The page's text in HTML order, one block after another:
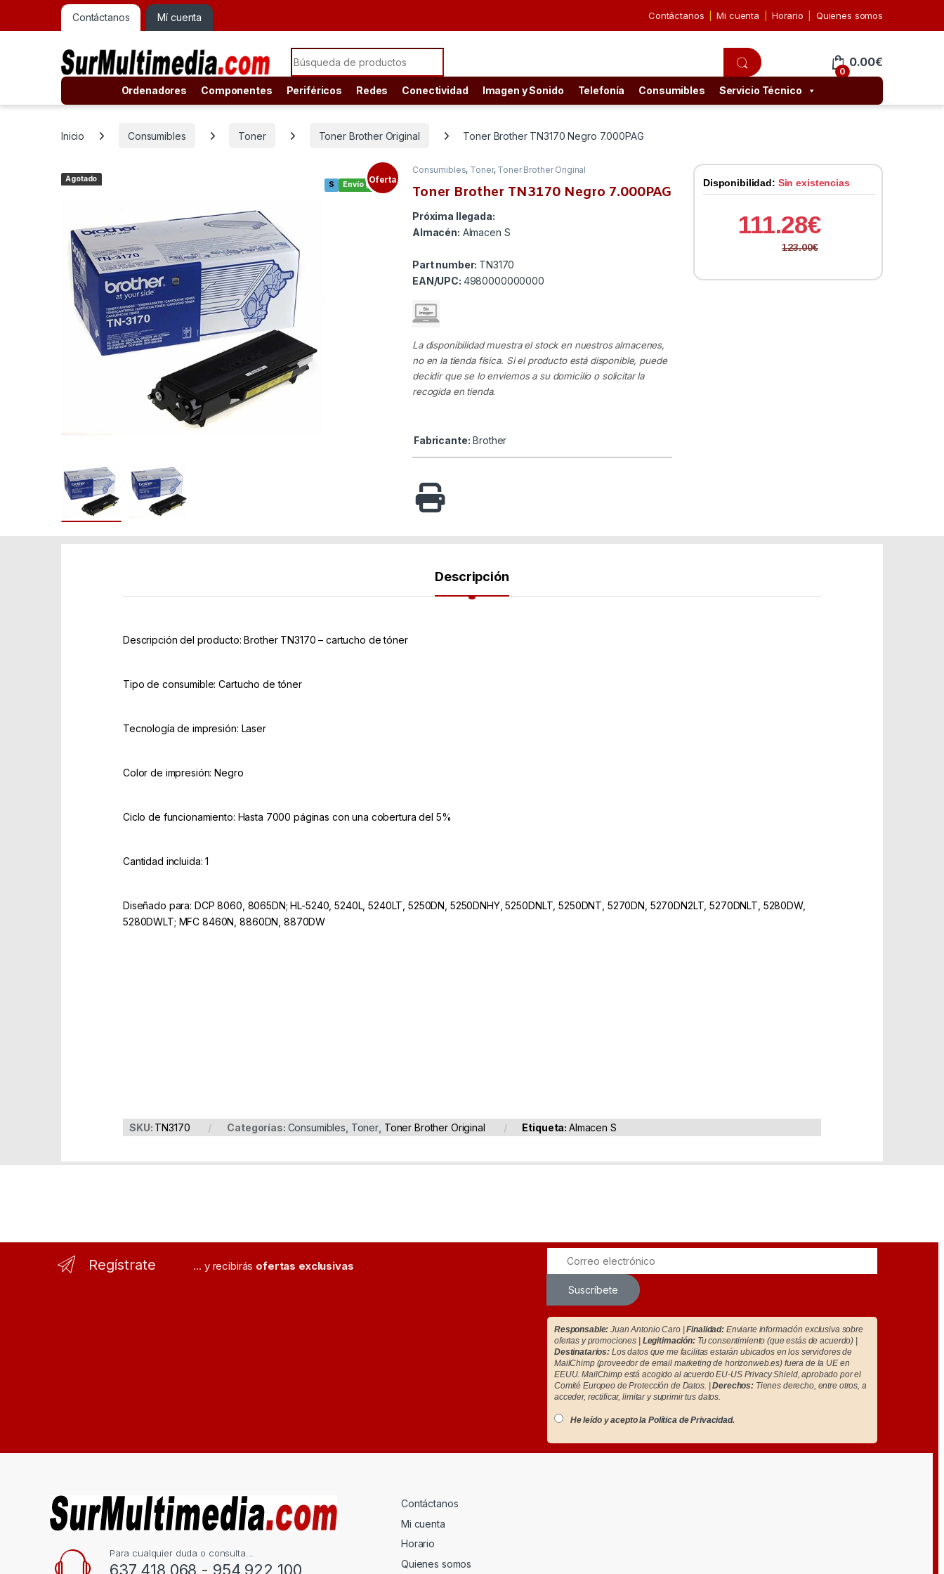
Contáctanos Mí cuenta Contáctanos Mi cuenta Horario Quienes somos
Search for:
0
0.00€
Ordenadores Componentes Periféricos Redes Conectividad Imagen y Sonido Telefonía Consumibles Servicio Técnico
Inicio Consumibles Toner Toner Brother Original Toner Brother TN3170 Negro 7.000PAG
Envío gratis
S
Agotado Oferta
Consumibles, Toner, Toner Brother Original
Toner Brother TN3170 Negro 7.000PAG
Próxima llegada:
Almacén: Almacen S
Part number: TN3170
EAN/UPC: 4980000000000
La disponibilidad muestra el stock en nuestros almacenes,
no en la tienda física. Si el producto está disponible, puede
decidir que se lo enviemos a su domicilio o solicitar la
recogida en tienda.
Fabricante: Brother
Disponibilidad: Sin existencias
111.28€
123.00€
Descripción
Descripción del producto: Brother TN3170 – cartucho de tóner
Tipo de consumible: Cartucho de tóner
Tecnología de impresión: Laser
Color de impresión: Negro
Ciclo de funcionamiento: Hasta 7000 páginas con una cobertura del 5%
Cantidad incluida: 1
Diseñado para: DCP 8060, 8065DN; HL-5240, 5240L, 5240LT, 5250DN, 5250DNHY, 5250DNLT, 5250DNT, 5270DN, 5270DN2LT, 5270DNLT, 5280DW,
5280DWLT; MFC 8460N, 8860DN, 8870DW
SKU: TN3170 Categorías: Consumibles Toner Toner Brother Original Etiqueta:Almacen S
Regístrate ... y recibirás ofertas exclusivas
Suscríbete
Responsable: Juan Antonio Caro |Finalidad: Enviarte información exclusiva sobre
ofertas y promociones | Legitimación:Tu consentimiento (que estás de acuerdo) |
Destinatarios: Los datos que me facilitas estarán ubicados en los servidores de
MailChimp (proveedor de email marketing de horizonweb.es) fuera de la UE en
EEUU. MailChimp está acogido al acuerdo EU-US Privacy Shield, aprobado por el
Comité Europeo de Protección de Datos. |Derechos: Tienes derecho, entre otros, a
acceder, rectificar, limitar y suprimir tus datos.
He leído y acepto la Política de Privacidad.
Para cualquier duda o consulta...
637 418 068 - 954 922 100
Contáctanos
Mi cuenta
Horario
Quienes somos